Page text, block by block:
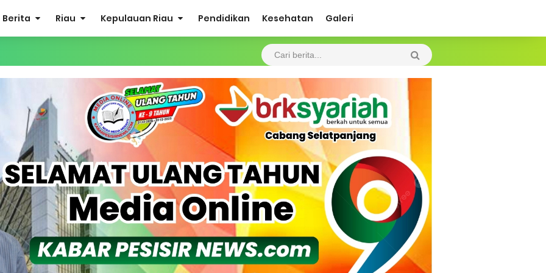
Berita Riau Kepulauan Riau Pendidikan Kesehatan Galeri
Polsek Merbau Sambangi Petani Umbi di Desa Mayang Sari.
Kades Baran Melintang
Tambak Udang Warga, Diperkirakan 60.000 Ekor
Bacalon Kades Alah air Kecamatan Tebing tinggi Berjalan lancar
Laksanakan Kerja Sama Menyambut Pemilu 2029
Siswa Untuk 8 Siswa SD Muhammadiyah 16 Jaksel
Penerbitan Buku Sejarah Perjuangan Lahirnya Kabupaten Kepulauan MerantiMERANTI –